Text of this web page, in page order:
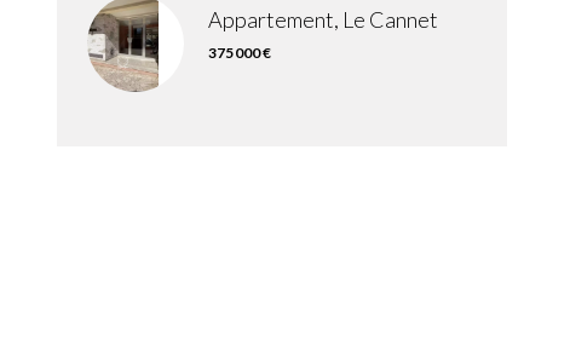
Appartement, Le Cannet
375 000 €